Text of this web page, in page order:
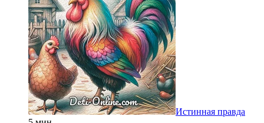
Истинная правда